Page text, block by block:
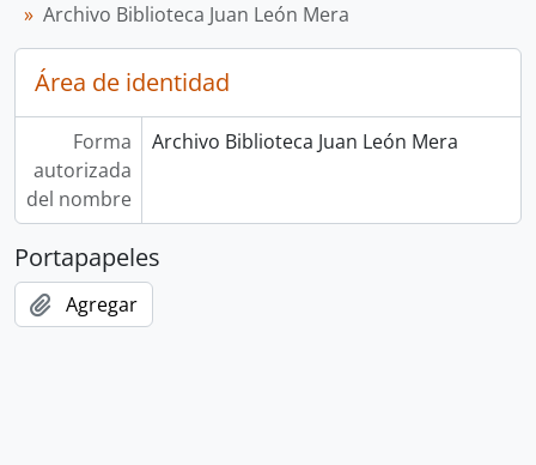
Archivo Biblioteca Juan León Mera
Área de identidad
Forma
autorizada
del nombre
Archivo Biblioteca Juan León Mera
Portapapeles
Agregar